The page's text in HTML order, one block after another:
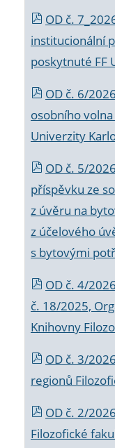
OD č.
institucionální
poskytnuté FF
OD č. 6/
osobního
Univerzity
OD č. 5/
příspěvku ze
z úvěru na
z účelového
s bytovými
OD č. 4/
č. 18/2025,
Knihovny
OD č. 3/
regionů
OD č. 2/
Filozofické